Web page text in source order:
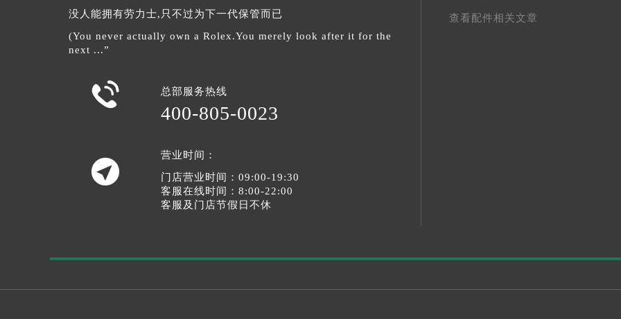
没人能拥有劳力士,只不过为下一代保管而已
(You never actually own a Rolex.You merely look after it for the
next ...”
 总部服务热线
400-805-0023

营业时间：
门店营业时间：09:00-19:30
客服在线时间：8:00-22:00
客服及门店节假日不休
查看配件相关文章